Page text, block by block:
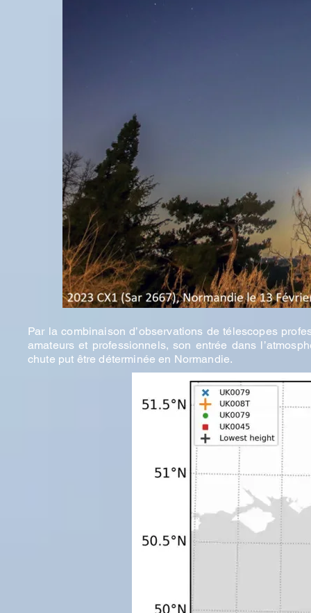
Par la combinaison d’observations de télescopes
amateurs et professionnels, son entrée dans
chute put être déterminée en Normandie.